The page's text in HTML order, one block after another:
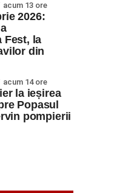
acum 13 ore
2026:
Fest, la
din
acum 14 ore
la ieșirea
Popasul
pompierii